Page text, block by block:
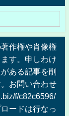
作権や肖像権
す。申しわけ
ある記事を削
お問い合わせ
f/c82c6596/
ードは行なっ